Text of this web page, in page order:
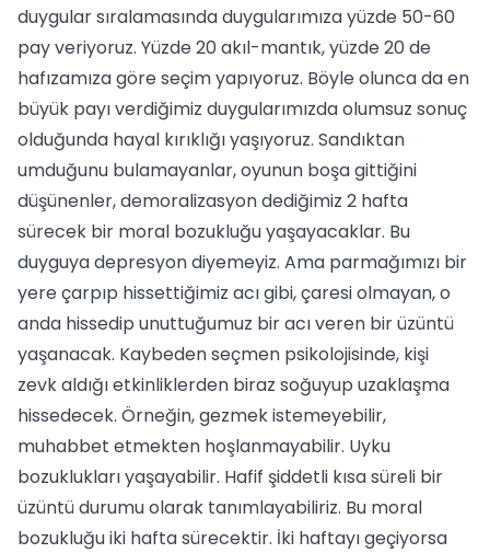
duygular sıralamasında duygularımıza yüzde 50-60
pay veriyoruz. Yüzde 20 akıl-mantık, yüzde 20 de
hafızamıza göre seçim yapıyoruz. Böyle olunca da en
büyük payı verdiğimiz duygularımızda olumsuz sonuç
olduğunda hayal kırıklığı yaşıyoruz. Sandıktan
umduğunu bulamayanlar, oyunun boşa gittiğini
düşünenler, demoralizasyon dediğimiz 2 hafta
sürecek bir moral bozukluğu yaşayacaklar. Bu
duyguya depresyon diyemeyiz. Ama parmağımızı bir
yere çarpıp hissettiğimiz acı gibi, çaresi olmayan, o
anda hissedip unuttuğumuz bir acı veren bir üzüntü
yaşanacak. Kaybeden seçmen psikolojisinde, kişi
zevk aldığı etkinliklerden biraz soğuyup uzaklaşma
hissedecek. Örneğin, gezmek istemeyebilir,
muhabbet etmekten hoşlanmayabilir. Uyku
bozuklukları yaşayabilir. Hafif şiddetli kısa süreli bir
üzüntü durumu olarak tanımlayabiliriz. Bu moral
bozukluğu iki hafta sürecektir. İki haftayı geçiyorsa